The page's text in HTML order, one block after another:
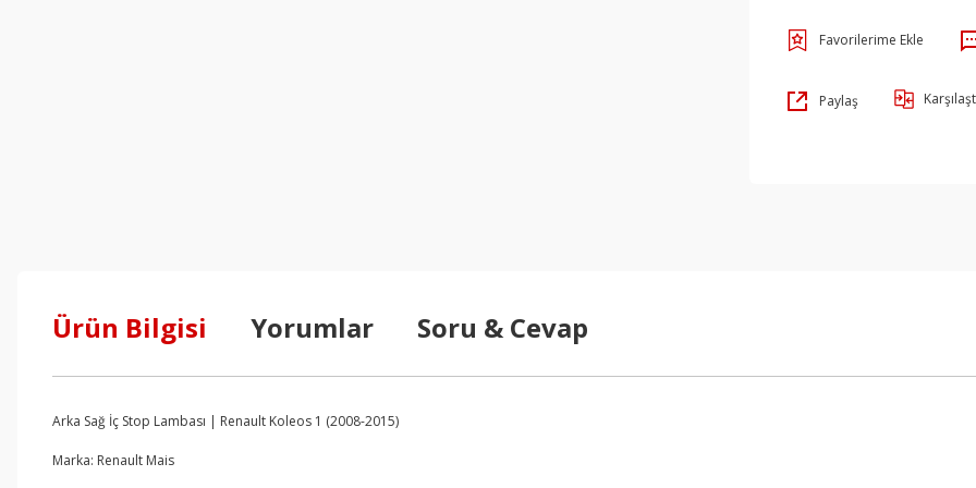
Paylaş
Ürün Bilgisi Yorumlar Soru & Cevap
Arka Sağ İç Stop Lambası | Renault Koleos 1 (2008-2015)
Marka: Renault Mais